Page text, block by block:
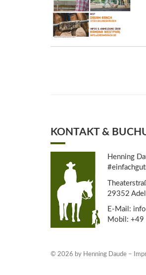
KONTAKT &
Henning
29352
E-Mail:
Mobil: +49
© 2026 by Henning Daude –